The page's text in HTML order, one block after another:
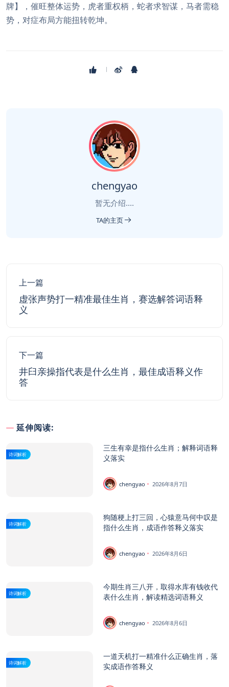
牌】，催旺整体运势，虎者重权柄，蛇者求智谋，马者需稳
势，对症布局方能扭转乾坤。
chengyao
暂无介绍....
TA的主页
上一篇
虚张声势打一精准最佳生肖，赛选解答词语释
义
下一篇
井臼亲操指代表是什么生肖，最佳成语释义作
答
延伸阅读:
诗词解析
三生有幸是指什么生肖；解释词语释
义落实
chengyao 2026年8月7日
诗词解析
狗随梗上打三回，心猿意马何中叹是
指什么生肖，成语作答释义落实
chengyao 2026年8月6日
诗词解析
今期生肖三八开，取得水库有钱收代
表什么生肖，解读精选词语释义
chengyao 2026年8月6日
诗词解析
一道天机打一精准什么正确生肖，落
实成语作答释义